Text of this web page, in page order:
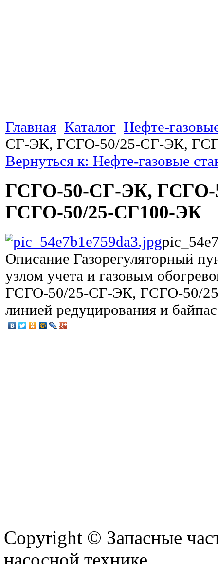
Главная Каталог Нефте-
СГ-ЭК, ГСГО-50/25-СГ-ЭК,
Вернуться к: Нефте-газовые
ГСГО-50-СГ-ЭК, ГСГО-
ГСГО-50/25-СГ100-ЭК
Описание Газорегуляторный
узлом учета и газовым
ГСГО-50/25-СГ-ЭК, ГСГО-50/
линией редуцирования и
Copyright © Запасные
насосной технике